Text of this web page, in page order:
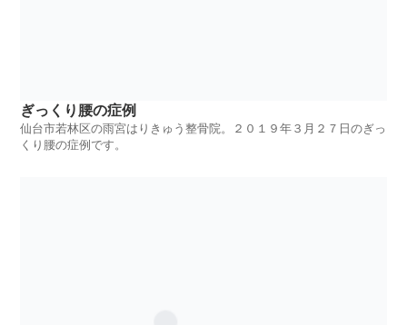
ぎっくり腰の症例
仙台市若林区の雨宮はりきゅう整骨院。２０１９年３月２７日のぎっ
くり腰の症例です。